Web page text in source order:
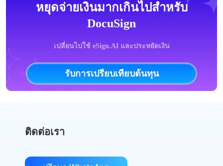
หยุดจ่ายเงินมากเกินไปสำหรับ
DocuSign
เปลี่ยนไปใช้ eSign.AI และประหยัดเงิน
รับการเปรียบเทียบต้นทุน
ติดต่อเรา